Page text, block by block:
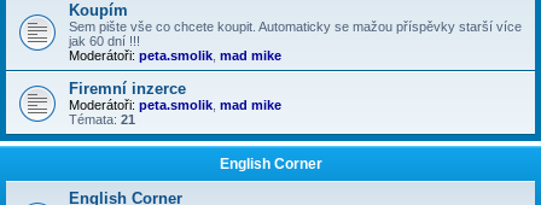
Koupím
Sem pište vše co chcete koupit. Automaticky se mažou příspěvky starší více
jak 60 dní !!!
Moderátoři: peta.smolik, mad mike
Firemní inzerce
Moderátoři: peta.smolik, mad mike
Témata: 21
English Corner
English Corner